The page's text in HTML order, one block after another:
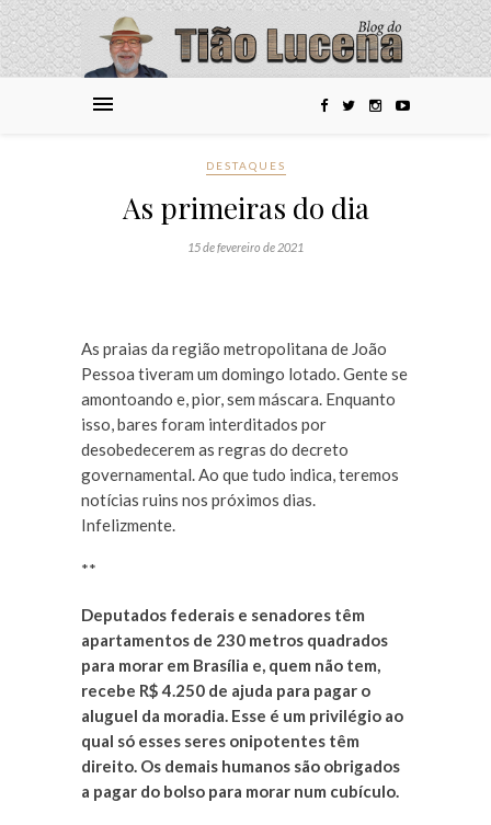
DESTAQUES
As primeiras do dia
15 de fevereiro de 2021
As praias da região metropolitana de João
Pessoa tiveram um domingo lotado. Gente se
amontoando e, pior, sem máscara. Enquanto
isso, bares foram interditados por
desobedecerem as regras do decreto
governamental. Ao que tudo indica, teremos
notícias ruins nos próximos dias.
Infelizmente.
**
Deputados federais e senadores têm
apartamentos de 230 metros quadrados
para morar em Brasília e, quem não tem,
recebe R$ 4.250 de ajuda para pagar o
aluguel da moradia. Esse é um privilégio ao
qual só esses seres onipotentes têm
direito. Os demais humanos são obrigados
a pagar do bolso para morar num cubículo.